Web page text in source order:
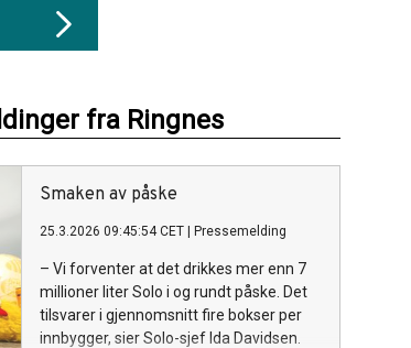
fra Ringnes
Smaken av påske
25.3.2026 09:45:54 CET Pressemelding
– Vi forventer at det drikkes mer enn 7
millioner liter Solo i og rundt påske. Det
tilsvarer i gjennomsnitt fire bokser per
innbygger, sier Solo-sjef Ida Davidsen.